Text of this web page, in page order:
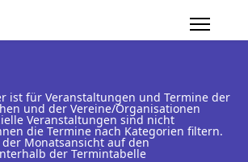
ist für Veranstaltungen und Termine der
und der Vereine/Organisationen
Veranstaltungen sind nicht
die Termine nach Kategorien filtern.
der Monatsansicht auf den
der Termintabelle